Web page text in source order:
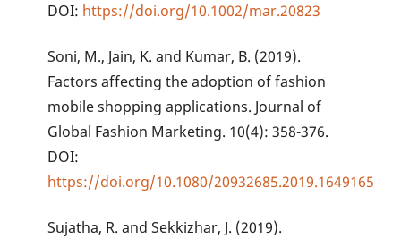
DOI: https://doi.org/10.1002/mar.20823
Soni, M., Jain, K. and Kumar, B. (2019).
Factors affecting the adoption of fashion
mobile shopping applications. Journal of
Global Fashion Marketing. 10(4): 358-376.
DOI:
https://doi.org/10.1080/20932685.2019.1649165
Sujatha, R. and Sekkizhar, J. (2019).